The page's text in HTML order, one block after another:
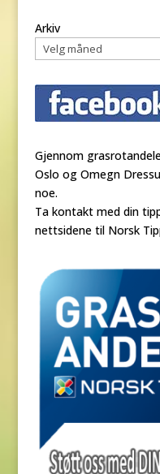
Arkiv
Gjennom
Oslo og Omegn
noe.
Ta kontakt med din
nettsidene til Norsk